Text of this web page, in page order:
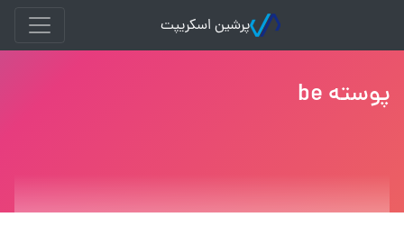
پرشین اسکریپت
پوسته be